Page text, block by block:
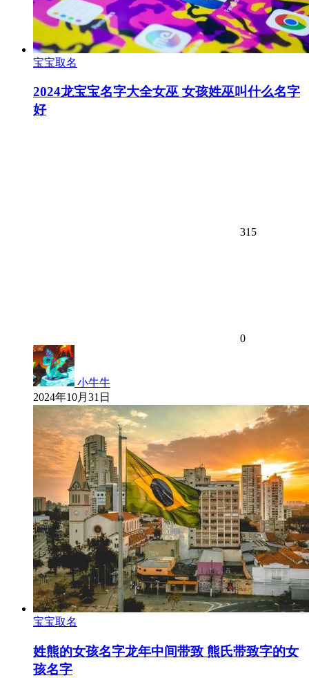
宝宝取名
2024龙宝宝名字大全女巫 女孩姓巫叫什么名字
好
315
0
小牛牛
2024年10月31日
宝宝取名
姓熊的女孩名字龙年中间带致 熊氏带致字的女
孩名字